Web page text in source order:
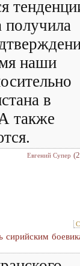
получила
наши
в
также
Евгений Супер
сирийским